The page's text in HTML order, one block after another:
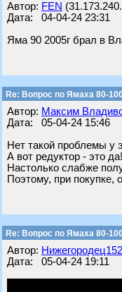
Автор: FEN
Дата: 04-04-24 23:31
Яма 90 2005г брал в
Re: Вопрос по Ямаха 80-
Автор: Максим
Дата: 05-04-24 15:46
Нет такой проблемы у
А вот редуктор - это да!
Настолько слабже
Поэтому, при покупке,
Re: Вопрос по Ямаха 80-
Автор: Нижегородец152
Дата: 05-04-24 19:11